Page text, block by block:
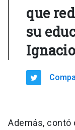
que
su
Además, contó